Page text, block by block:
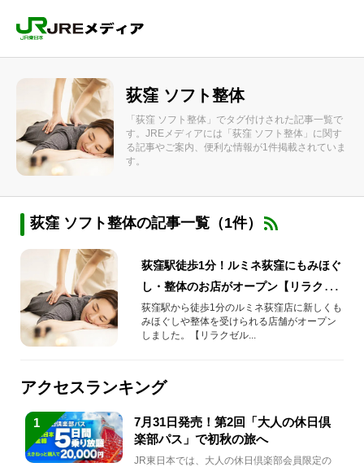
荻窪 ソフト整体
「荻窪 ソフト整体」でタグ付けされた記事一覧で
す。JREメディアには「荻窪 ソフト整体」に関す
る記事やご案内、便利な情報が1件掲載されていま
す。
荻窪 ソフト整体の記事一覧（1件）
荻窪駅徒歩1分！ルミネ荻窪にもみほぐ
し・整体のお店がオープン【リラクゼ
ルミネ荻窪店】
荻窪駅から徒歩1分のルミネ荻窪店に新しくも
みほぐしや整体を受けられる店舗がオープン
しました。【リラクゼル...
アクセスランキング
1
7月31日発売！第2回「大人の休日倶
楽部パス」で初秋の旅へ
JR東日本では、大人の休日倶楽部会員限定の